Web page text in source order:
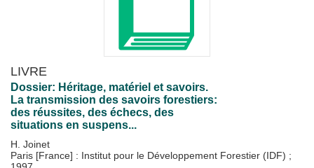
LIVRE
Dossier: Héritage, matériel et savoirs.
La transmission des savoirs forestiers:
des réussites, des échecs, des
situations en suspens...
H. Joinet
Paris [France] : Institut pour le Développement Forestier (IDF) ;